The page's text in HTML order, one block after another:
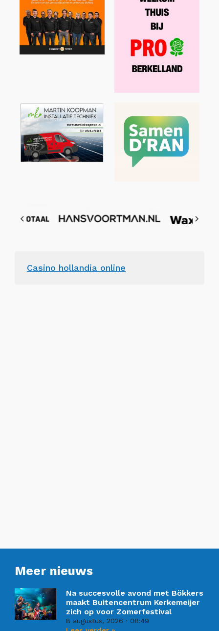
Casino hollandia online
Meer nieuws
Na succesvolle avond met Bökkers
maakt Buitencentrum Kerkemeijer
zich op voor Zomerfestival
8 augustus, 2026 08:49